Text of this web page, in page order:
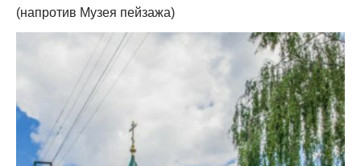
(напротив Музея пейзажа)